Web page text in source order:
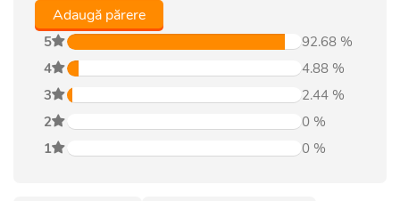
5 92.68 %
4
4.88 %
3
2.44 %
2
0 %
1
0 %
Adaugă părere